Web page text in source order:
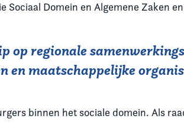
Domein en Algemene Zaken
op regionale
en maatschappelijke
binnen het sociale domein. Als